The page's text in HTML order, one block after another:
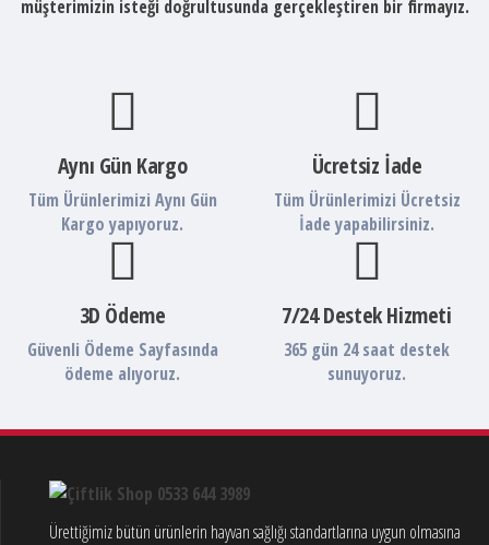
müşterimizin isteği doğrultusunda gerçekleştiren bir firmayız.
Aynı Gün Kargo
Tüm Ürünlerimizi Aynı Gün
Kargo yapıyoruz.
Ücretsiz İade
Tüm Ürünlerimizi Ücretsiz
İade yapabilirsiniz.
3D Ödeme
Güvenli Ödeme Sayfasında
ödeme alıyoruz.
7/24 Destek Hizmeti
365 gün 24 saat destek
sunuyoruz.
Ürettiğimiz bütün ürünlerin hayvan sağlığı standartlarına uygun olmasına